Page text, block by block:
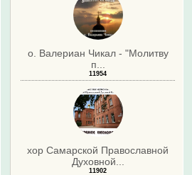
о. Валериан Чикал - "Молитву
п...
11954
хор Самарской Православной
Духовной...
11902